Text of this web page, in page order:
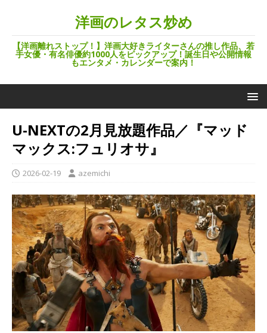
洋画のレタス炒め
【洋画離れストップ！】洋画大好きライターさんの推し作品、若
手女優・有名俳優約1000人をピックアップ！誕生日や公開情報
もエンタメ・カレンダーで案内！
U-NEXTの2月見放題作品／『マッド
マックス:フュリオサ』
2026-02-19 azemichi